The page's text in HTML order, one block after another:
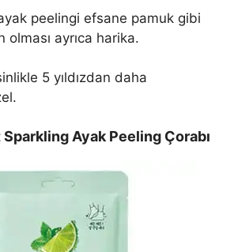
peelingi efsane pamuk gibi
olması ayrıca harika.
5 yıldızdan daha
Ayak Peeling Çorabı